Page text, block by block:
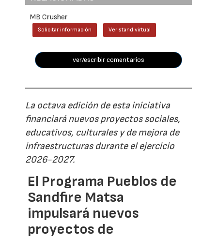
MB Crusher
Solicitar información Ver stand virtual
ver/escribir comentarios
La octava edición de esta iniciativa
financiará nuevos proyectos sociales,
educativos, culturales y de mejora de
infraestructuras durante el ejercicio
2026-2027.
El Programa Pueblos de
Sandfire Matsa
impulsará nuevos
proyectos de